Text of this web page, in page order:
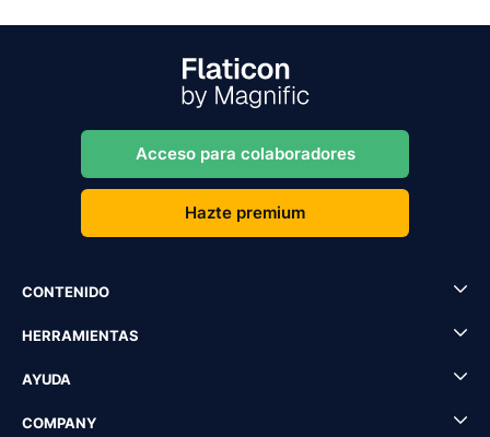
Acceso para colaboradores
Hazte premium
CONTENIDO
HERRAMIENTAS
AYUDA
COMPANY